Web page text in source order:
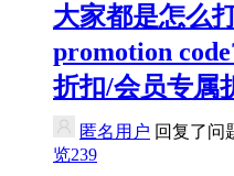
大家都是怎么
promotion
折扣/会员专属
匿名用户 回复了问
览239